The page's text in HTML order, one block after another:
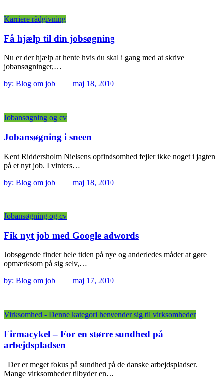
Karriere rådgivning
Få hjælp til din jobsøgning
Nu er der hjælp at hente hvis du skal i gang med at skrive
jobansøgninger,…
by: Blog om job | maj 18, 2010
Jobansøgning og cv
Jobansøgning i sneen
Kent Riddersholm Nielsens opfindsomhed fejler ikke noget i jagten
på et nyt job. I vinters…
by: Blog om job | maj 18, 2010
Jobansøgning og cv
Fik nyt job med Google adwords
Jobsøgende finder hele tiden på nye og anderledes måder at gøre
opmærksom på sig selv,…
by: Blog om job | maj 17, 2010
Virksomhed - Denne kategori henvender sig til virksomheder
Firmacykel – For en større sundhed på
arbejdspladsen
Der er meget fokus på sundhed på de danske arbejdspladser.
Mange virksomheder tilbyder en…